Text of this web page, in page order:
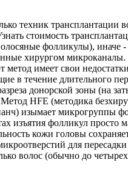
техник
стоимость
фолликулы),
хирургом микроканалы.
метод имеет свои
в течение длительного
донорской зоны (на
HFE (методика
изымает микрогруппы
изъятия фолликул просто
кожи головы
для
волос (обычно до